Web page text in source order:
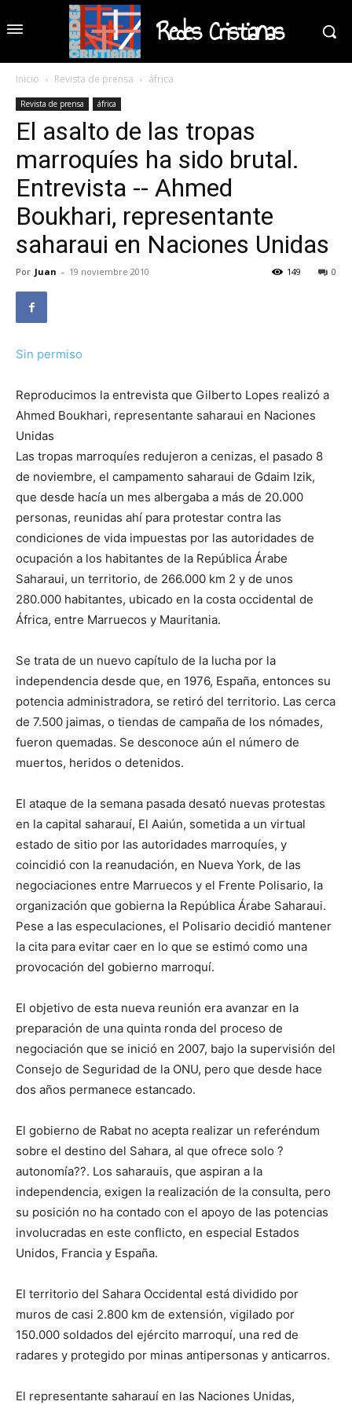
Redes Cristianas
Inicio Revista de prensa áfrica
Revista de prensa áfrica
El asalto de las tropas
marroquíes ha sido brutal.
Entrevista -- Ahmed
Boukhari, representante
saharaui en Naciones Unidas
Por Juan - 19 noviembre 2010 0
149
Sin permiso
Reproducimos la entrevista que Gilberto Lopes realizó a
Ahmed Boukhari, representante saharaui en Naciones
Unidas
Las tropas marroquíes redujeron a cenizas, el pasado 8
de noviembre, el campamento saharaui de Gdaim Izik,
que desde hacía un mes albergaba a más de 20.000
personas, reunidas ahí para protestar contra las
condiciones de vida impuestas por las autoridades de
ocupación a los habitantes de la República Árabe
Saharaui, un territorio, de 266.000 km 2 y de unos
280.000 habitantes, ubicado en la costa occidental de
África, entre Marruecos y Mauritania.
Se trata de un nuevo capítulo de la lucha por la
independencia desde que, en 1976, España, entonces su
potencia administradora, se retiró del territorio. Las cerca
de 7.500 jaimas, o tiendas de campaña de los nómades,
fueron quemadas. Se desconoce aún el número de
muertos, heridos o detenidos.
El ataque de la semana pasada desató nuevas protestas
en la capital saharauí, El Aaiún, sometida a un virtual
estado de sitio por las autoridades marroquíes, y
coincidió con la reanudación, en Nueva York, de las
negociaciones entre Marruecos y el Frente Polisario, la
organización que gobierna la República Árabe Saharaui.
Pese a las especulaciones, el Polisario decidió mantener
la cita para evitar caer en lo que se estimó como una
provocación del gobierno marroquí.
El objetivo de esta nueva reunión era avanzar en la
preparación de una quinta ronda del proceso de
negociación que se inició en 2007, bajo la supervisión del
Consejo de Seguridad de la ONU, pero que desde hace
dos años permanece estancado.
El gobierno de Rabat no acepta realizar un referéndum
sobre el destino del Sahara, al que ofrece solo ?
autonomía??. Los saharauis, que aspiran a la
independencia, exigen la realización de la consulta, pero
su posición no ha contado con el apoyo de las potencias
involucradas en este conflicto, en especial Estados
Unidos, Francia y España.
El territorio del Sahara Occidental está dividido por
muros de casi 2.800 km de extensión, vigilado por
150.000 soldados del ejército marroquí, una red de
radares y protegido por minas antipersonas y anticarros.
El representante saharauí en las Naciones Unidas,